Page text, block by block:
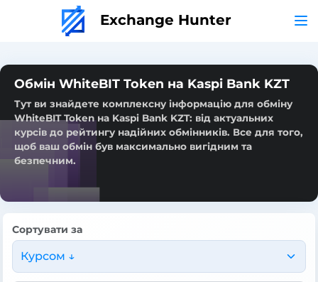
Exchange Hunter
Обмін WhiteBIT Token на Kaspi Bank KZT
Тут ви знайдете комплексну інформацію для обміну
WhiteBIT Token на Kaspi Bank KZT: від актуальних
курсів до рейтингу надійних обмінників. Все для того,
щоб ваш обмін був максимально вигідним та
безпечним.
Сортувати за
Курсом ↓